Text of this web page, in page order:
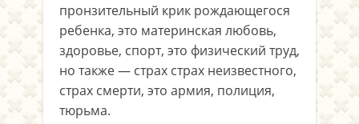
пронзительный крик рождающегося
ребенка, это материнская любовь,
здоровье, спорт, это физический труд,
но также — страх страх неизвестного,
страх смерти, это армия, полиция,
тюрьма.